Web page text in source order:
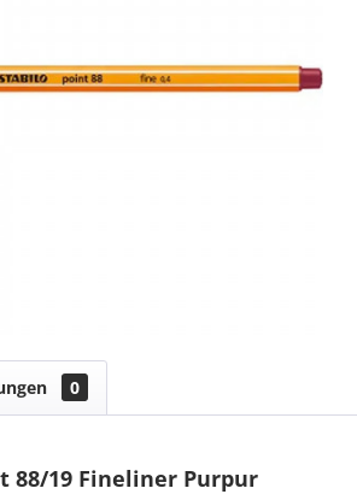
0
88/19 Fineliner Purpur